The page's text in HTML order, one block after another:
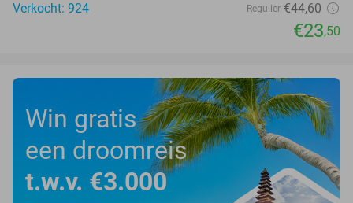
Verkocht: 924
Regulier €44,60
€23,50
Win gratis
een droomreis
t.w.v. €3.000